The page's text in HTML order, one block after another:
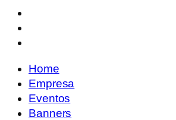
Home
Empresa
Eventos
Banners